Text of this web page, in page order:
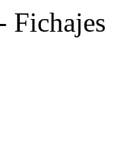
Fichajes